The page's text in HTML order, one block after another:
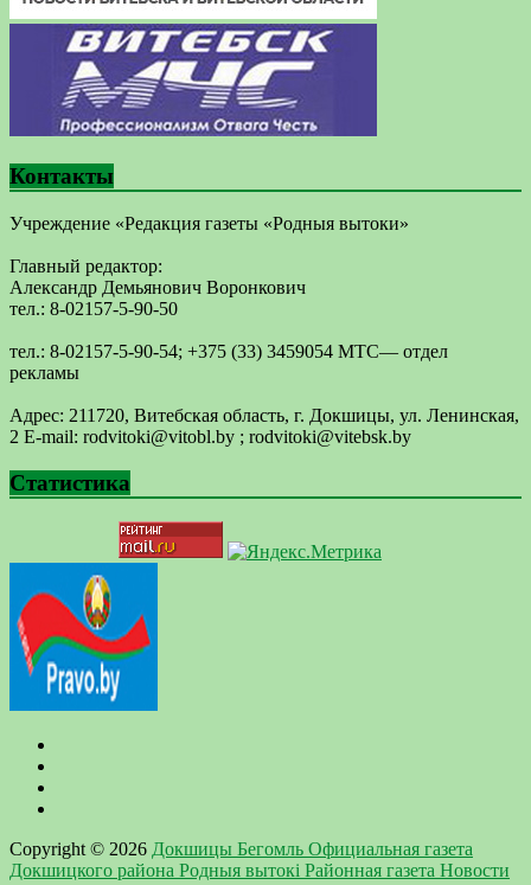
Контакты
Учреждение «Редакция газеты «Родныя вытоки»
Главный редактор:
Александр Демьянович Воронкович
тел.: 8-02157-5-90-50
тел.: 8-02157-5-90-54; +375 (33) 3459054 МТС— отдел
рекламы
Адрес: 211720, Витебская область, г. Докшицы, ул. Ленинская,
2 E-mail: ​rodvitoki@​​vitobl​.by ; rodvitoki@vitebsk.by
Статистика
Copyright © 2026 Докшицы Бегомль Официальная газета
Докшицкого района Родныя вытокi Районная газета Новости